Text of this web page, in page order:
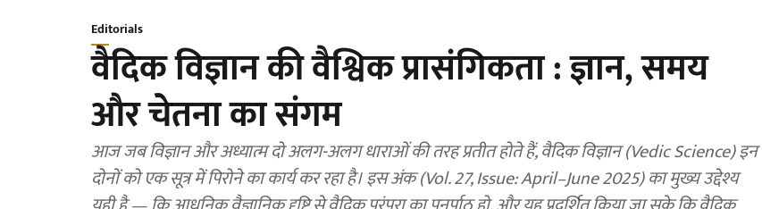
Editorials
वैदिक विज्ञान की वैश्विक प्रासंगिकता : ज्ञान, समय
और चेतना का संगम
आज जब विज्ञान और अध्यात्म दो अलग-अलग धाराओं की तरह प्रतीत होते हैं, वैदिक विज्ञान (Vedic Science) इन
दोनों को एक सूत्र में पिरोने का कार्य कर रहा है। इस अंक (Vol. 27, Issue: April–June 2025) का मुख्य उद्देश्य